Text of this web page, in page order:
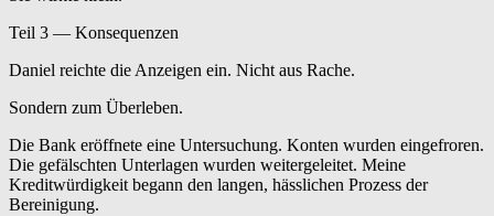
Teil 3 — Konsequenzen
Daniel reichte die Anzeigen ein. Nicht aus Rache.
Sondern zum Überleben.
Die Bank eröffnete eine Untersuchung. Konten wurden eingefroren.
Die gefälschten Unterlagen wurden weitergeleitet. Meine
Kreditwürdigkeit begann den langen, hässlichen Prozess der
Bereinigung.